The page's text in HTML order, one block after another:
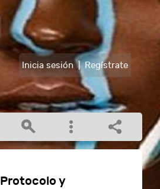
Inicia sesión | Regístrate
Protocolo y